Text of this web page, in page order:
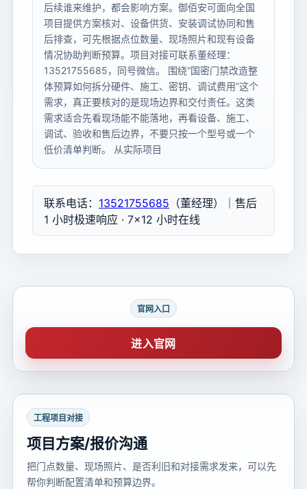
后续谁来维护，都会影响方案。御佰安可面向全国
项目提供方案核对、设备供货、安装调试协同和售
后排查，可先根据点位数量、现场照片和现有设备
情况协助判断预算。项目对接可联系董经理：
13521755685，同号微信。 围绕“国密门禁改造整
体预算如何拆分硬件、施工、密钥、调试费用”这个
需求，真正要核对的是现场边界和交付责任。这类
需求适合先看现场能不能落地，再看设备、施工、
调试、验收和售后边界，不要只按一个型号或一个
低价清单判断。 从实际项目
联系电话： 13521755685 （董经理）｜售后
1 小时极速响应 · 7×12 小时在线
官网入口
进入官网
工程项目对接
项目方案/报价沟通
把门点数量、现场照片、是否利旧和对接需求发来，可以先
帮你判断配置清单和预算边界。